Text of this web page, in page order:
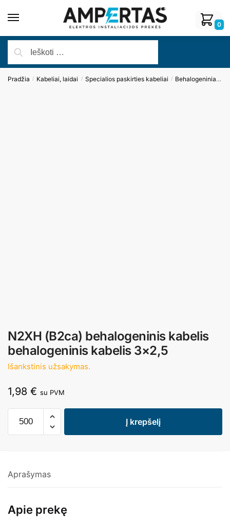
0
Pradžia / Kabeliai, laidai / Specialios paskirties kabeliai / Behalogeniniai kabeliai
N2XH (B2ca) behalogeninis kabelis
behalogeninis kabelis 3×2,5
Išankstinis užsakymas.
1,98 € su PVM
Į krepšelį
Aprašymas
Apie prekę